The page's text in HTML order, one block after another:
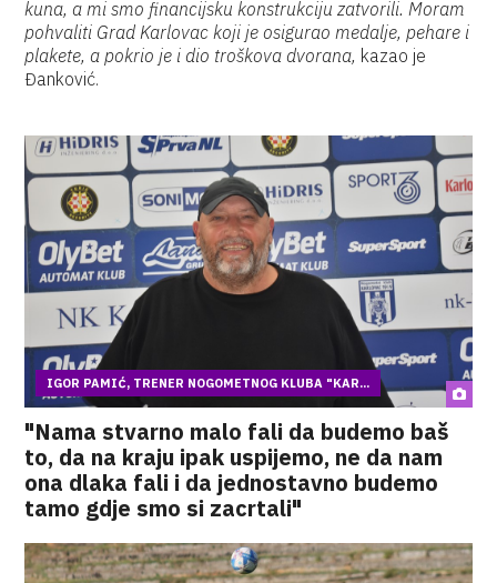
kuna, a mi smo financijsku konstrukciju zatvorili. Moram
pohvaliti Grad Karlovac koji je osigurao medalje, pehare i
plakete, a pokrio je i dio troškova dvorana, kazao je
Đanković.
IGOR PAMIĆ, TRENER NOGOMETNOG KLUBA "KAR...
"Nama stvarno malo fali da budemo baš
to, da na kraju ipak uspijemo, ne da nam
ona dlaka fali i da jednostavno budemo
tamo gdje smo si zacrtali"